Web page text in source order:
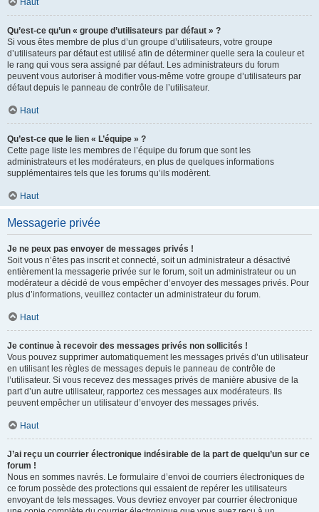
Haut
Qu’est-ce qu’un « groupe d’utilisateurs par défaut » ?
Si vous êtes membre de plus d’un groupe d’utilisateurs, votre groupe
d’utilisateurs par défaut est utilisé afin de déterminer quelle sera la couleur et
le rang qui vous sera assigné par défaut. Les administrateurs du forum
peuvent vous autoriser à modifier vous-même votre groupe d’utilisateurs par
défaut depuis le panneau de contrôle de l’utilisateur.
Haut
Qu’est-ce que le lien « L’équipe » ?
Cette page liste les membres de l’équipe du forum que sont les
administrateurs et les modérateurs, en plus de quelques informations
supplémentaires tels que les forums qu’ils modèrent.
Haut
Messagerie privée
Je ne peux pas envoyer de messages privés !
Soit vous n’êtes pas inscrit et connecté, soit un administrateur a désactivé
entièrement la messagerie privée sur le forum, soit un administrateur ou un
modérateur a décidé de vous empêcher d’envoyer des messages privés. Pour
plus d’informations, veuillez contacter un administrateur du forum.
Haut
Je continue à recevoir des messages privés non sollicités !
Vous pouvez supprimer automatiquement les messages privés d’un utilisateur
en utilisant les règles de messages depuis le panneau de contrôle de
l’utilisateur. Si vous recevez des messages privés de manière abusive de la
part d’un autre utilisateur, rapportez ces messages aux modérateurs. Ils
peuvent empêcher un utilisateur d’envoyer des messages privés.
Haut
J’ai reçu un courrier électronique indésirable de la part de quelqu’un sur ce
forum !
Nous en sommes navrés. Le formulaire d’envoi de courriers électroniques de
ce forum possède des protections qui essaient de repérer les utilisateurs
envoyant de tels messages. Vous devriez envoyer par courrier électronique